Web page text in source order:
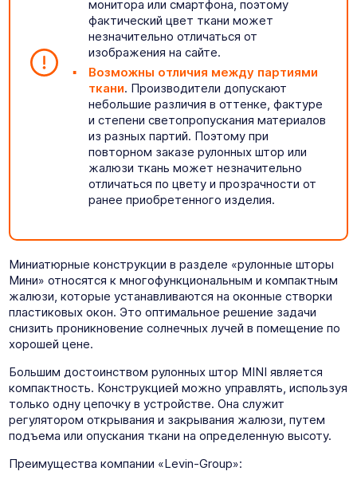
монитора или смартфона, поэтому
фактический цвет ткани может
незначительно отличаться от
изображения на сайте.
Возможны отличия между партиями
ткани. Производители допускают
небольшие различия в оттенке, фактуре
и степени светопропускания материалов
из разных партий. Поэтому при
повторном заказе рулонных штор или
жалюзи ткань может незначительно
отличаться по цвету и прозрачности от
ранее приобретенного изделия.
Миниатюрные конструкции в разделе «рулонные шторы
Мини» относятся к многофункциональным и компактным
жалюзи, которые устанавливаются на оконные створки
пластиковых окон. Это оптимальное решение задачи
снизить проникновение солнечных лучей в помещение по
хорошей цене.
Большим достоинством рулонных штор MINI является
компактность. Конструкцией можно управлять, используя
только одну цепочку в устройстве. Она служит
регулятором открывания и закрывания жалюзи, путем
подъема или опускания ткани на определенную высоту.
Преимущества компании «Levin-Group»: